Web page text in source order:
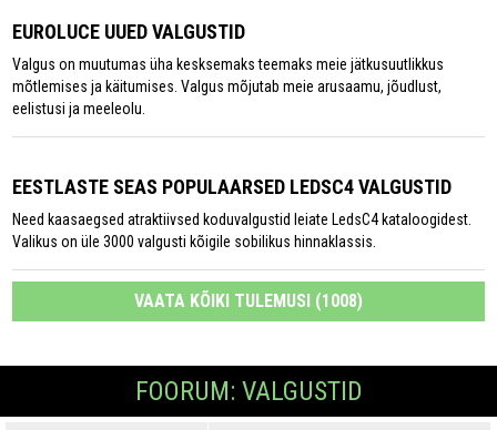
EUROLUCE UUED VALGUSTID
Valgus on muutumas üha kesksemaks teemaks meie jätkusuutlikkus
mõtlemises ja käitumises. Valgus mõjutab meie arusaamu, jõudlust,
eelistusi ja meeleolu.
EESTLASTE SEAS POPULAARSED LEDSC4 VALGUSTID
Need kaasaegsed atraktiivsed koduvalgustid leiate LedsC4 kataloogidest.
Valikus on üle 3000 valgusti kõigile sobilikus hinnaklassis.
VAATA KÕIKI TULEMUSI (1008)
FOORUM: VALGUSTID